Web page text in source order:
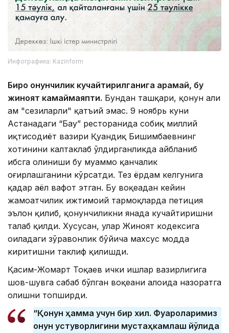
Инфографика: Kazinform
Бироқ қонунчилик кучайтирилганига қарамай, бу
жиноят камаймаяпти. Бундан ташқари, қонун ҳали
ҳам "сезиларли" қатъий эмас. 9 ноябрь куни
Астанадаги “Бау” ресторанида собиқ миллий
иқтисодиёт вазири Қуандиқ Бишимбаевнинг
хотинини калтаклаб ўлдирганликда айбланиб
ҳибсга олиниши бу муаммо қанчалик
оғирлашганини кўрсатди. Тез ёрдам келгунига
қадар аёл вафот этган. Бу воқеадан кейин
жамоатчилик ижтимоий тармоқларда петиция
эълон қилиб, қонунчиликни янада кучайтиришни
талаб қилди. Хусусан, улар Жиноят кодексига
оиладаги зўравонлик бўйича махсус модда
киритишни таклиф қилишди.
Қасим-Жомарт Тоқаев ички ишлар вазирлигига
шов-шувга сабаб бўлган воқеани алоҳида назоратга
олишни топширди.
“Қонун ҳамма учун бир хил. Фуқароларимиз
қонун устуворлигини мустаҳкамлаш йўлида